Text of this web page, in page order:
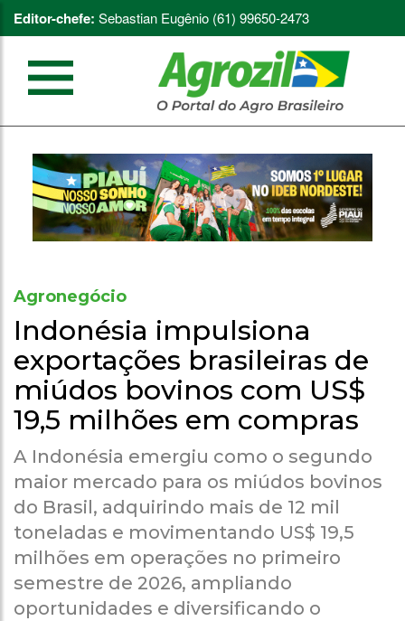
Editor-chefe: Sebastian Eugênio (61) 99650-2473
Agronegócio
Indonésia impulsiona
exportações brasileiras de
miúdos bovinos com US$
19,5 milhões em compras
A Indonésia emergiu como o segundo
maior mercado para os miúdos bovinos
do Brasil, adquirindo mais de 12 mil
toneladas e movimentando US$ 19,5
milhões em operações no primeiro
semestre de 2026, ampliando
oportunidades e diversificando o